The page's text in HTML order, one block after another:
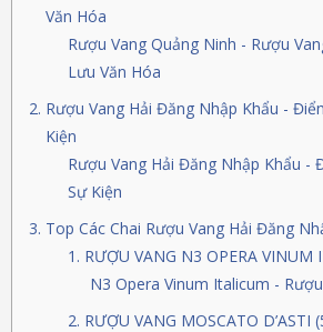
Văn Hóa
Rượu Vang Quảng Ninh - Rượu
Lưu Văn Hóa
Rượu Vang Hải Đăng Nhập Khẩu -
Kiện
Rượu Vang Hải Đăng Nhập Khẩu -
Sự Kiện
Top Các Chai Rượu Vang Hải Đăng
1. RƯỢU VANG N3 OPERA VINUM
N3 Opera Vinum Italicum -
2. RƯỢU VANG MOSCATO D’ASTI